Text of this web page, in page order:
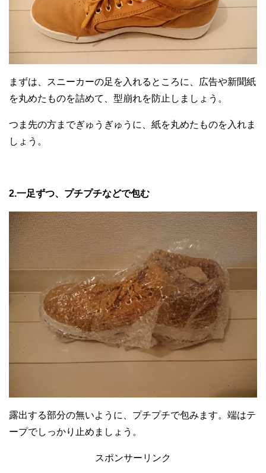
まずは、スニーカーの足を入れるところに、広告や新聞紙
を丸めたものを詰めて、型崩れを防止しましょう。
つま先の方までぎゅうぎゅうに、紙を丸めたものを入れま
しょう。
2.一足ずつ、プチプチなどで包む
露出する部分の無いように、プチプチで包みます。端はテ
ープでしっかり止めましょう。
スポンサーリンク